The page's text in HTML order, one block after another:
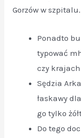
Gorzów w szpitalu.
Ponadto
typować
czy
Sędzia
łaskawy
go tylko
Do tego